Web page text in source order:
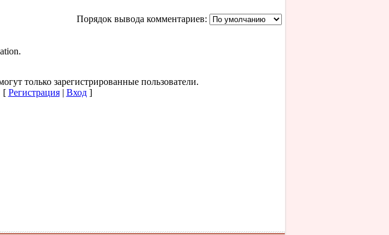
Порядок вывода комментариев:
только зарегистрированные пользователи.
[ Регистрация| Вход]